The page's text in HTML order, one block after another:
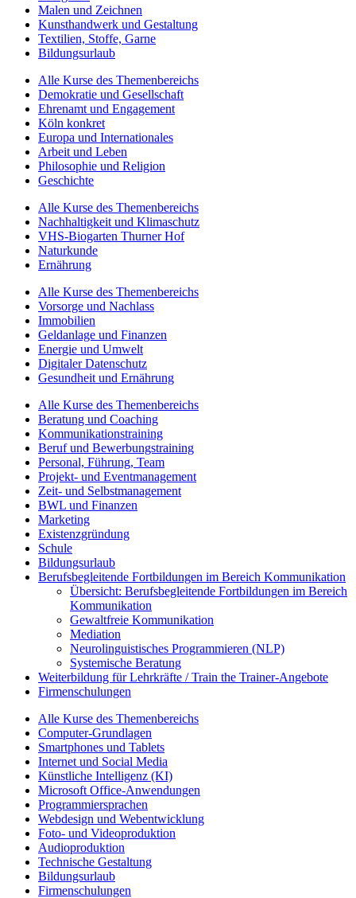
Malen und Zeichnen
Kunsthandwerk und Gestaltung
Textilien, Stoffe, Garne
Bildungsurlaub
Alle Kurse des Themenbereichs
Demokratie und Gesellschaft
Ehrenamt und Engagement
Köln konkret
Europa und Internationales
Arbeit und Leben
Philosophie und Religion
Geschichte
Alle Kurse des Themenbereichs
Nachhaltigkeit und Klimaschutz
VHS-Biogarten Thurner Hof
Naturkunde
Ernährung
Alle Kurse des Themenbereichs
Vorsorge und Nachlass
Immobilien
Geldanlage und Finanzen
Energie und Umwelt
Digitaler Datenschutz
Gesundheit und Ernährung
Alle Kurse des Themenbereichs
Beratung und Coaching
Kommunikationstraining
Beruf und Bewerbungstraining
Personal, Führung, Team
Projekt- und Eventmanagement
Zeit- und Selbstmanagement
BWL und Finanzen
Marketing
Existenzgründung
Schule
Bildungsurlaub
Berufsbegleitende Fortbildungen im Bereich Kommunikation
Übersicht: Berufsbegleitende Fortbildungen im Bereich
Kommunikation
Gewaltfreie Kommunikation
Mediation
Neurolinguistisches Programmieren (NLP)
Systemische Beratung
Weiterbildung für Lehrkräfte / Train the Trainer-Angebote
Firmenschulungen
Alle Kurse des Themenbereichs
Computer-Grundlagen
Smartphones und Tablets
Internet und Social Media
Künstliche Intelligenz (KI)
Microsoft Office-Anwendungen
Programmiersprachen
Webdesign und Webentwicklung
Foto- und Videoproduktion
Audioproduktion
Technische Gestaltung
Bildungsurlaub
Firmenschulungen